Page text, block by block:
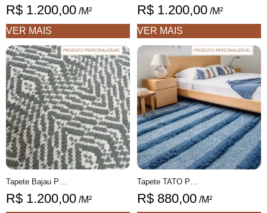
R$ 1.200,00 /M²
VER MAIS
R$ 1.200,00 /M²
VER MAIS
R$ 1.200,00 /M²
R$ 880,00 /M²